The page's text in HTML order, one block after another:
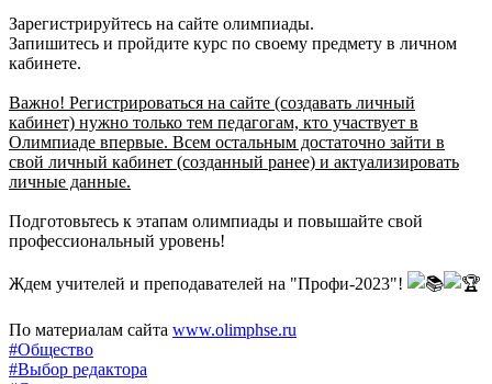
Зарегистрируйтесь на сайте олимпиады.
Запишитесь и пройдите курс по своему предмету в личном
кабинете.
Важно! Регистрироваться на сайте (создавать личный
кабинет) нужно только тем педагогам, кто участвует в
Олимпиаде впервые. Всем остальным достаточно зайти в
свой личный кабинет (созданный ранее) и актуализировать
личные данные.
Подготовьтесь к этапам олимпиады и повышайте свой
профессиональный уровень!
Ждем учителей и преподавателей на "Профи-2023"!
По материалам сайта www.olimphse.ru
#Общество
#Выбор редактора